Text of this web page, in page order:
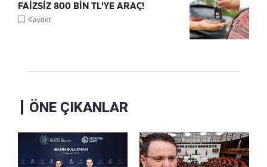
FAİZSİZ 800 BİN TL'YE ARAÇ!
Kaydet
ÖNE ÇIKANLAR